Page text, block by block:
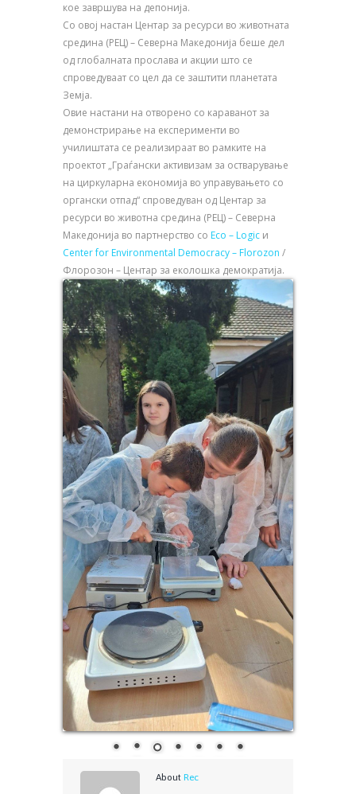
кое завршува на депонија.
Со овој настан Центар за ресурси во животната
средина (РЕЦ) – Северна Македонија беше дел
од глобалната прослава и акции што се
спроведуваат со цел да се заштити планетата
Земја.
Овие настани на отворено со караванот за
демонстрирање на експерименти во
училиштата се реализираат во рамките на
проектот „Граѓански активизам за остварување
на циркуларна економија во управувањето со
органски отпад“ спроведуван од Центар за
ресурси во животна средина (РЕЦ) – Северна
Македонија во партнерство со Eco – Logic и
Center for Environmental Democracy – Florozon /
Флорозон – Центар за еколошка демократија.
AboutRec
Related Posts
Видео за селекција на
органскиот отпад